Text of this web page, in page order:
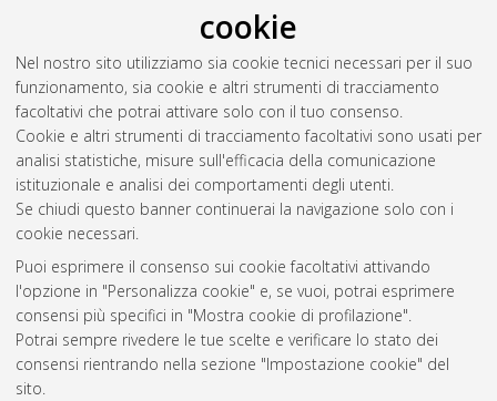
cookie
Nel nostro sito utilizziamo sia cookie tecnici necessari per il suo
funzionamento, sia cookie e altri strumenti di tracciamento
facoltativi che potrai attivare solo con il tuo consenso.
Cookie e altri strumenti di tracciamento facoltativi sono usati per
analisi statistiche, misure sull'efficacia della comunicazione
istituzionale e analisi dei comportamenti degli utenti.
Se chiudi questo banner continuerai la navigazione solo con i
cookie necessari.
Puoi esprimere il consenso sui cookie facoltativi attivando
l'opzione in "Personalizza cookie" e, se vuoi, potrai esprimere
consensi più specifici in "Mostra cookie di profilazione".
Potrai sempre rivedere le tue scelte e verificare lo stato dei
consensi rientrando nella sezione "Impostazione cookie" del
sito.
(2020)Anna Karenina: Analisi
di Bologna, Corso di Studio inMediazione linguistica
interculturale [L-DM270] - Forli' , Documento ad accesso
riservato.
Questa lista e' stata generata ilSat Aug 8 18:25:13 2026
CEST
Atom
Rss 1.0
Rss 2.0